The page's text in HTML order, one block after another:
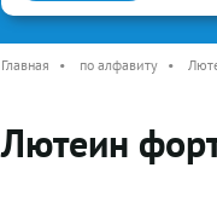
Главная • по алфавиту •
Лютеин